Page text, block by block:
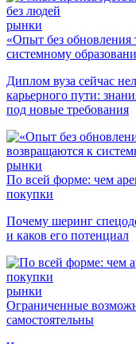
рынки
«Опыт без обновления
системному
Диплом вуза сейчас
карьерного пути:
под новые требования
рынки
По всей форме: чем
покупки
Почему шеринг
и каков его потенциал
рынки
Ограниченные
самостоятельны